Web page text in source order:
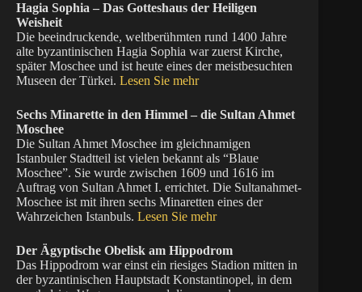
Hagia Sophia – Das Gotteshaus der Heiligen
Weisheit
Die beeindruckende, weltberühmten rund 1400 Jahre
alte byzantinischen Hagia Sophia war zuerst Kirche,
später Moschee und ist heute eines der meistbesuchten
Museen der Türkei. Lesen Sie mehr
Sechs Minarette in den Himmel – die Sultan Ahmet
Moschee
Die Sultan Ahmet Moschee im gleichnamigen
Istanbuler Stadtteil ist vielen bekannt als “Blaue
Moschee”. Sie wurde zwischen 1609 und 1616 im
Auftrag von Sultan Ahmet I. errichtet. Die Sultanahmet-
Moschee ist mit ihren sechs Minaretten eines der
Wahrzeichen Istanbuls. Lesen Sie mehr
Der Ägyptische Obelisk am Hippodrom
Das Hippodrom war einst ein riesiges Stadion mitten in
der byzantinischen Hauptstadt Konstantinopel, in dem